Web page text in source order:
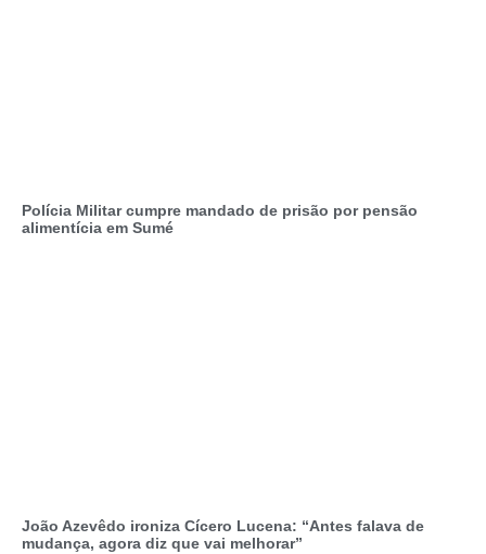
Polícia Militar cumpre mandado de prisão por pensão
alimentícia em Sumé
João Azevêdo ironiza Cícero Lucena: “Antes falava de
mudança, agora diz que vai melhorar”